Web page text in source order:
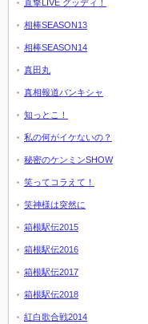
直撃LIVE グッディ！
相棒SEASON13
相棒SEASON14
真田丸
真相報道バンキシャ
知っとこ！
私の何がイケないの？
秘密のケンミンSHOW
笑ってコラえて！
笑神様は突然に
箱根駅伝2015
箱根駅伝2016
箱根駅伝2017
箱根駅伝2018
紅白歌合戦2014